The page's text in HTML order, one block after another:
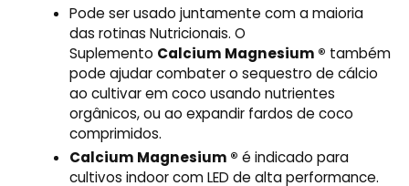
Pode ser usado juntamente com a maioria
das rotinas Nutricionais. O
Suplemento Calcium Magnesium ® também
pode ajudar combater o sequestro de cálcio
ao cultivar em coco usando nutrientes
orgânicos, ou ao expandir fardos de coco
comprimidos.
Calcium Magnesium ® é indicado para
cultivos indoor com LED de alta performance.